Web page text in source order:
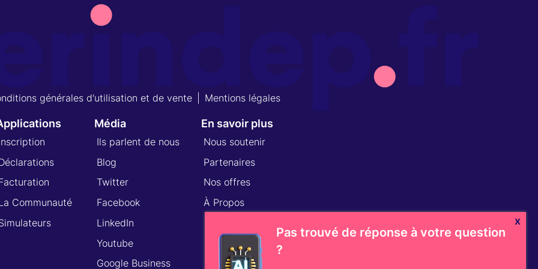
Pas trouvé de réponse à votre question
?
x
générales d'utilisation et de vente Mentions légales
Communauté
Média
Ils parlent de nous
Blog
Twitter
Facebook
LinkedIn
Youtube
Google Business
En savoir plus
Nous soutenir
Partenaires
Nos offres
À Propos